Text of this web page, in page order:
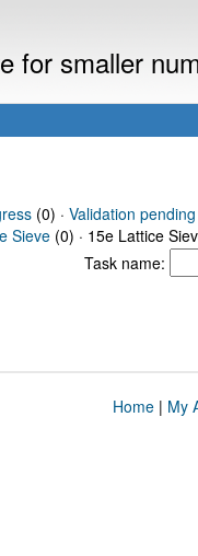
for smaller
(0) · Validation pending
Sieve (0) · 15e Lattice
Task name:
Home| My